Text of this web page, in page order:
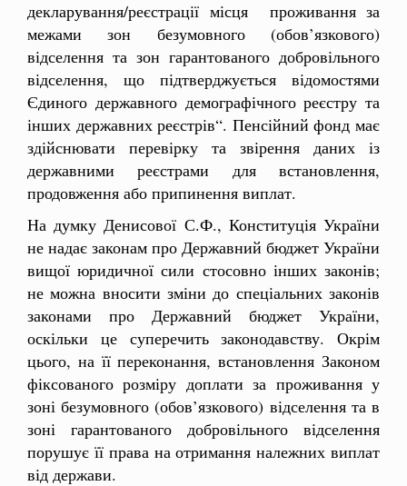
декларування/реєстрації місця проживання за
межами зон безумовного (обов’язкового)
відселення та зон гарантованого добровільного
відселення, що підтверджується відомостями
Єдиного державного демографічного реєстру та
інших державних реєстрів“. Пенсійний фонд має
здійснювати перевірку та звірення даних із
державними реєстрами для встановлення,
продовження або припинення виплат.
На думку Денисової С.Ф., Конституція України
не надає законам про Державний бюджет України
вищої юридичної сили стосовно інших законів;
не можна вносити зміни до спеціальних законів
законами про Державний бюджет України,
оскільки це суперечить законодавству. Окрім
цього, на її переконання, встановлення Законом
фіксованого розміру доплати за проживання у
зоні безумовного (обов’язкового) відселення та в
зоні гарантованого добровільного відселення
порушує її права на отримання належних виплат
від держави.